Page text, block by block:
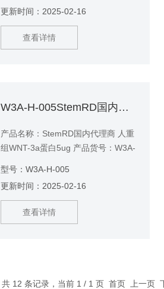
更新时间：2025-02-16
查看详情
W3A-H-005StemRD国内代理商 人重组WNT-3a蛋白5ug
产品名称：StemRD国内代理商 人重
组WNT-3a蛋白5ug 产品货号：W3A-
型号：W3A-H-005
更新时间：2025-02-16
查看详情
共 12 条记录，当前 1 / 1 页 首页 上一页